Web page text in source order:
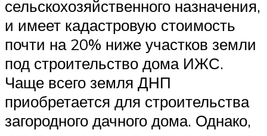
сельскохозяйственного назначения,
и имеет кадастровую стоимость
почти на 20% ниже участков земли
под строительство дома ИЖС.
Чаще всего земля ДНП
приобретается для строительства
загородного дачного дома. Однако,